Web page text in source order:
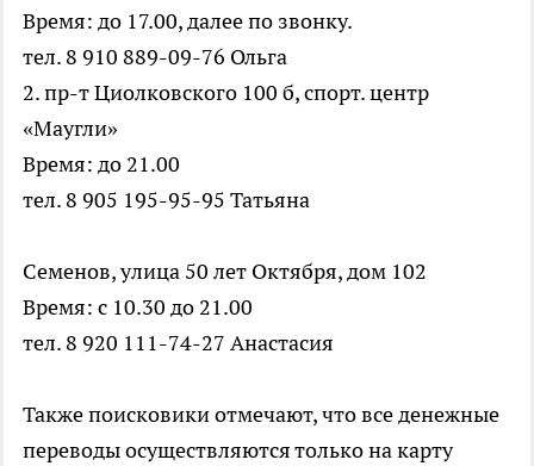
Время: до 17.00, далее по звонку.
тел. 8 910 889-09-76 Ольга
2. пр-т Циолковского 100 б, спорт. центр
«Маугли»
Время: до 21.00
тел. 8 905 195-95-95 Татьяна
Семенов, улица 50 лет Октября, дом 102
Время: с 10.30 до 21.00
тел. 8 920 111-74-27 Анастасия
Также поисковики отмечают, что все денежные
переводы осуществляются только на карту